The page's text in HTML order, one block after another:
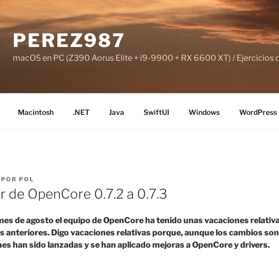
PEREZ987
macOS en PC (Z390 Aorus Elite + i9-9900 + RX 6600 XT) / Ejercicios
Macintosh .NET Java SwiftUI Windows WordPress
POR POL
de OpenCore 0.7.2 a 0.7.3
de agosto el equipo de OpenCore ha tenido unas vacaciones
anteriores. Digo vacaciones relativas porque, aunque los cambios
han sido lanzadas y se han aplicado mejoras a OpenCore y drivers.